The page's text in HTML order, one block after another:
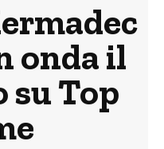
onda il
su Top